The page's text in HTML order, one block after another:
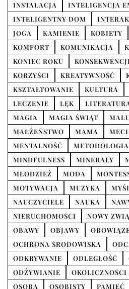
INSTALACJA
INTELIGENCJA
INTELIGENTNY DOM
JOGA
KAMIENIE KOBIETY
KOMFORT
KOMUNIKACJA
KONIEC ROKU
KORZYŚCI
KREATYWNOŚĆ
KSZTAŁTOWANIE
KULTURA
LECZENIE
LĘK
MAGIA
MAGIA ŚWIĄT
MAŁŻEŃSTWO
MAMA
MENTALNOŚĆ
METODOLOGIA
MINDFULNESS
MINERAŁY
MŁODZIEŻ
MODA
MOTYWACJA
MUZYKA
NAUCZYCIELE
NAUKA
NIERUCHOMOŚCI
NOWY
OBAWY
OBJAWY
OCHRONA ŚRODOWISKA
ODKRYWANIE
ODLEGŁOŚĆ
ODŻYWIANIE
OKOLICZNOŚCI
OSOBA
OSOBISTY PAMIĘĆ